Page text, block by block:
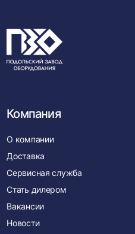
Компания
О компании
Доставка
Сервисная служба
Стать дилером
Вакансии
Новости